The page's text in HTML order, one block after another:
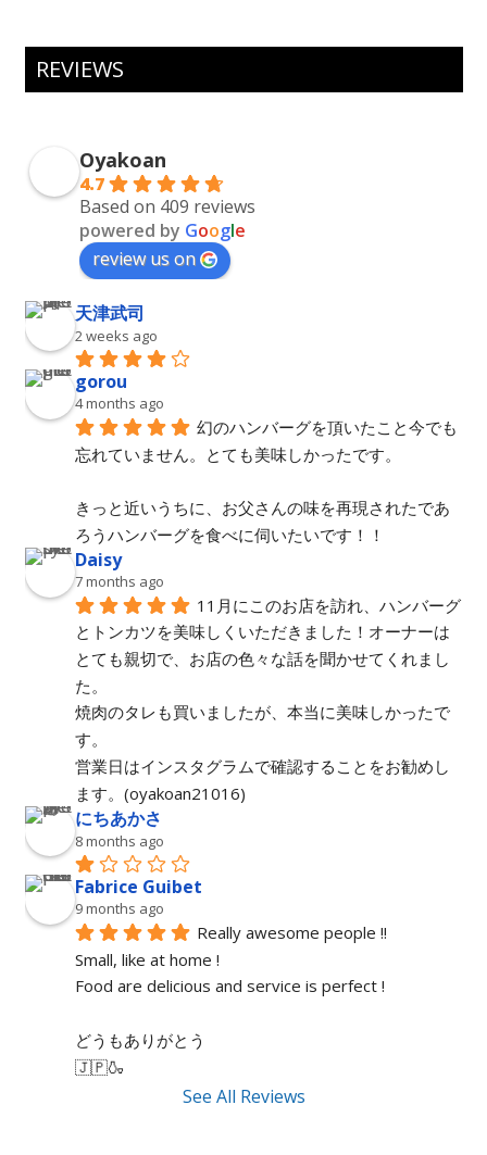
REVIEWS
Oyakoan
4.7
Based on 409 reviews
powered by Google
review us on
天津武司
2 weeks ago
gorou
4 months ago
幻のハンバーグを頂いたこと今でも
忘れていません。とても美味しかったです。
きっと近いうちに、お父さんの味を再現されたであ
ろうハンバーグを食べに伺いたいです！！
Daisy
7 months ago
11月にこのお店を訪れ、ハンバーグ
とトンカツを美味しくいただきました！オーナーは
とても親切で、お店の色々な話を聞かせてくれまし
た。
焼肉のタレも買いましたが、本当に美味しかったで
す。
営業日はインスタグラムで確認することをお勧めし
ます。(oyakoan21016)
にちあかさ
8 months ago
Fabrice Guibet
9 months ago
Really awesome people !!
Small, like at home !
Food are delicious and service is perfect !
どうもありがとう
🇯🇵🍶
See All Reviews